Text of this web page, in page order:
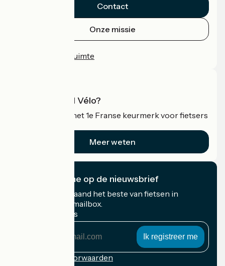
Contact
Onze missie
Professionele ruimte
Wat is Accueil Vélo?
Accueil Vélo is het 1e Franse keurmerk voor fietsers
Meer weten
Ik abonneer me op de nieuwsbrief
Ontvang elke maand het beste van fietsen in
Frankrijk in uw mailbox.
Mijn e-mailadres
Inschrijvingsvoorwaarden